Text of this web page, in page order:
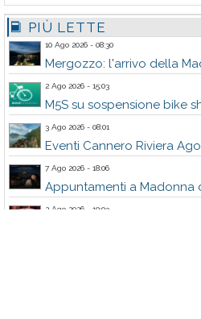
PIÙ LETTE
10 Ago 2026 - 08:30
Mergozzo: l'arrivo della
2 Ago 2026 - 15:03
M5S su sospensione bike
3 Ago 2026 - 08:01
Eventi Cannero Riviera
7 Ago 2026 - 18:06
Appuntamenti a Madonna
2 Ago 2026 - 10:03